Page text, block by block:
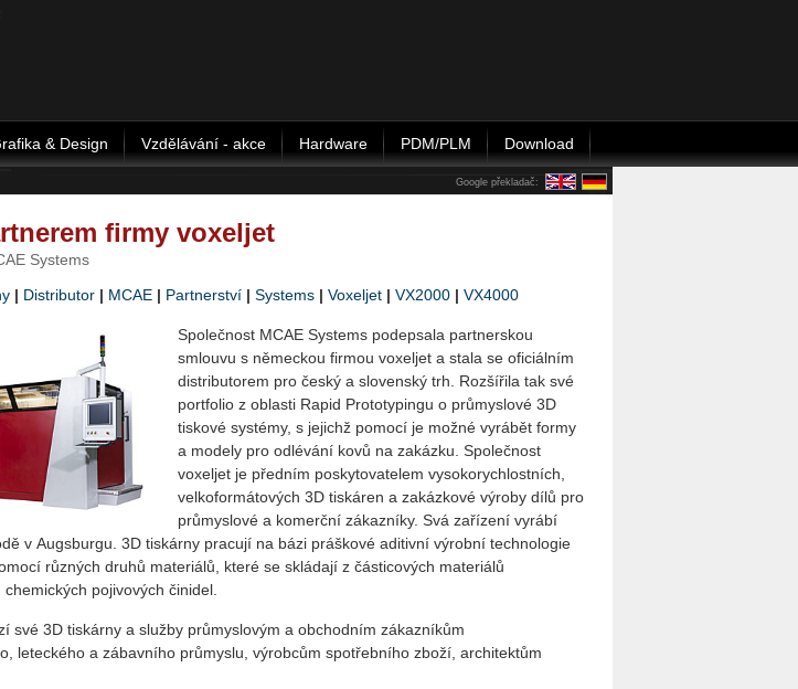
& Design Vzdělávání - akce Hardware PDM/PLM Download
Google překladač:
firmy voxeljet
Systems
| Distributor | MCAE | Partnerství | Systems | Voxeljet | VX2000 | VX4000
Společnost MCAE Systems podepsala partnerskou
smlouvu s německou firmou voxeljet a stala se oficiálním
distributorem pro český a slovenský trh. Rozšířila tak své
portfolio z oblasti Rapid Prototypingu o průmyslové 3D
tiskové systémy, s jejichž pomocí je možné vyrábět formy
a modely pro odlévání kovů na zakázku. Společnost
voxeljet je předním poskytovatelem vysokorychlostních,
velkoformátových 3D tiskáren a zakázkové výroby dílů pro
průmyslové a komerční zákazníky. Svá zařízení vyrábí
v Augsburgu. 3D tiskárny pracují na bázi práškové aditivní výrobní technologie
různých druhů materiálů, které se skládají z částicových materiálů
pojivových činidel.
své 3D tiskárny a služby průmyslovým a obchodním zákazníkům
leteckého a zábavního průmyslu, výrobcům spotřebního zboží, architektům